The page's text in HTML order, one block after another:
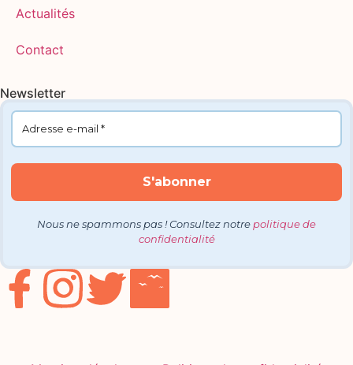
Actualités
Contact
Newsletter
Nous ne spammons pas ! Consultez notre politique de
confidentialité